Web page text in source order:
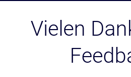
ZubehörsVielen